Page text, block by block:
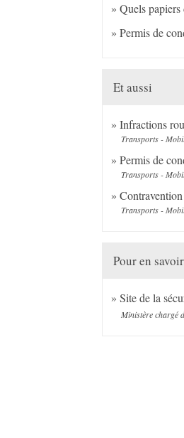
Quels
Permis de
Et aussi
Infractions
Transports -
Permis de
Transports -
Transports -
Pour en
Site de la
Ministère chargé